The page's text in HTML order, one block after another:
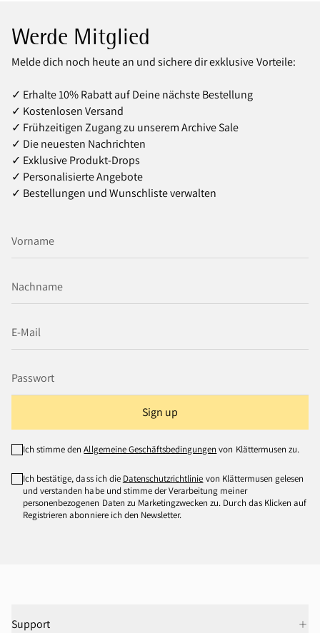
Werde Mitglied
Melde dich noch heute an und sichere dir exklusive Vorteile:
✓ Erhalte 10% Rabatt auf Deine nächste Bestellung
✓ Kostenlosen Versand
✓ Frühzeitigen Zugang zu unserem Archive Sale
✓ Die neuesten Nachrichten
✓ Exklusive Produkt‑Drops
✓ Personalisierte Angebote
✓ Bestellungen und Wunschliste verwalten
Sign up
Ich stimme denAllgemeine Geschäftsbedingungen von Klättermusen zu.
Ich bestätige, dass ich die Datenschutzrichtlinie von Klättermusen gelesen
und verstanden habe und stimme der Verarbeitung meiner
personenbezogenen Daten zu Marketingzwecken zu. Durch das Klicken auf
Registrieren abonniere ich den Newsletter.
Support